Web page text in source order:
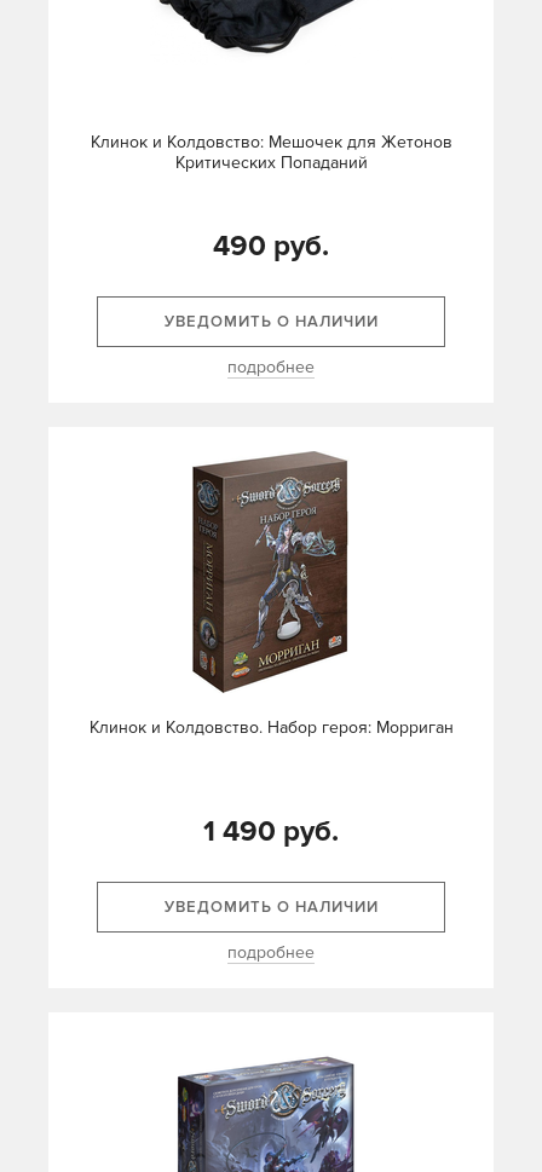
Клинок и Колдовство: Мешочек для Жетонов
Критических Попаданий
490 руб.
УВЕДОМИТЬ О НАЛИЧИИ
подробнее
Клинок и Колдовство. Набор героя: Морриган
1 490 руб.
УВЕДОМИТЬ О НАЛИЧИИ
подробнее